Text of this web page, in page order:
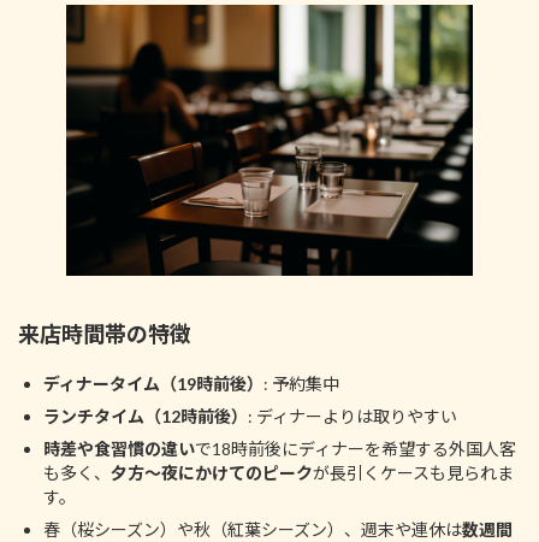
来店時間帯の特徴
ディナータイム（19時前後） : 予約集中
ランチタイム（12時前後） : ディナーよりは取りやすい
時差や食習慣の違いで18時前後にディナーを希望する外国人客
も多く、 夕方〜夜にかけてのピークが長引くケースも見られま
す。
春（桜シーズン）や秋（紅葉シーズン）、週末や連休は数週間